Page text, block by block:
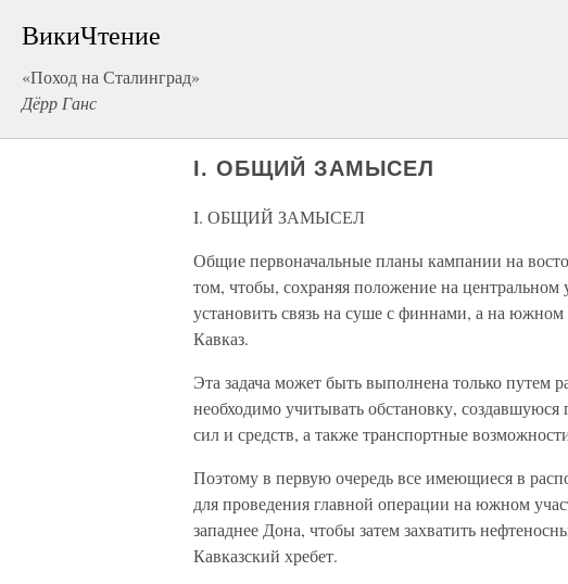
ВикиЧтение
«Поход на Сталинград»
Дёрр Ганс
I. ОБЩИЙ ЗАМЫСЕЛ
I. ОБЩИЙ ЗАМЫСЕЛ
Общие первоначальные планы кампании на
том, чтобы, сохраняя положение на центральном
установить связь на суше с финнами, а на
Кавказ.
Эта задача может быть выполнена только путем
необходимо учитывать обстановку,
сил и средств, а также транспортные
Поэтому в первую очередь все имеющиеся в
для проведения главной операции на южном
западнее Дона, чтобы затем захватить
Кавказский хребет.